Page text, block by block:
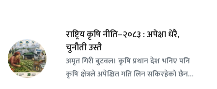
राष्ट्रिय कृषि नीति–२०८३ : अपेक्षा धेरै,
चुनौती उस्तै
अमृत गिरी बुटवल। कृषि प्रधान देश भनिए पनि
कृषि क्षेत्रले अपेक्षित गति लिन सकिरहेको छैन…